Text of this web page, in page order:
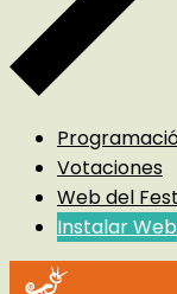
Votaciones
Web del
Instalar